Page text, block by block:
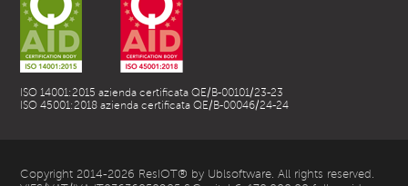
ISO 14001:2015 azienda certificata QE/B-00101/23-23
ISO 45001:2018 azienda certificata QE/B-00046/24-24
Copyright 2014-2026 ResIOT® by Ublsoftware. All rights reserved.